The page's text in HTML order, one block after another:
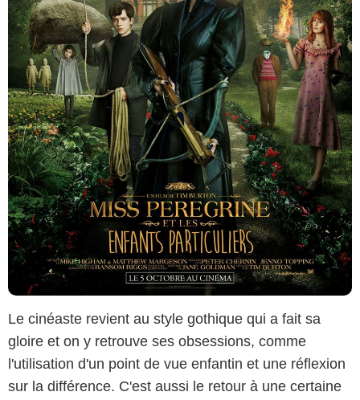
Le cinéaste revient au style gothique qui a fait sa
gloire et on y retrouve ses obsessions, comme
l'utilisation d'un point de vue enfantin et une réflexion
sur la différence. C'est aussi le retour à une certaine